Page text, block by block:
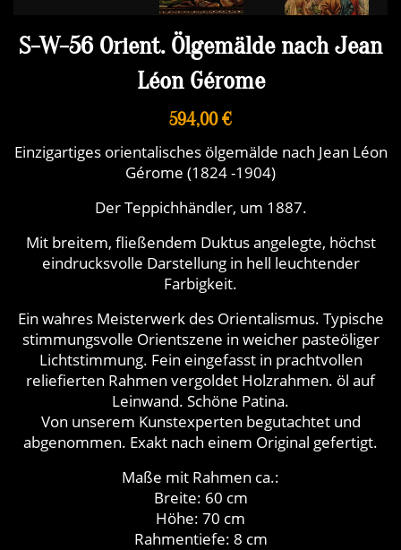
S-W-56 Orient. Ölgemälde nach Jean
Léon Gérome
594,00 €
Einzigartiges orientalisches ölgemälde nach Jean Léon
Gérome (1824 -1904)
Der Teppichhändler, um 1887.
Mit breitem, fließendem Duktus angelegte, höchst
eindrucksvolle Darstellung in hell leuchtender
Farbigkeit.
Ein wahres Meisterwerk des Orientalismus. Typische
stimmungsvolle Orientszene in weicher pasteöliger
Lichtstimmung. Fein eingefasst in prachtvollen
reliefierten Rahmen vergoldet Holzrahmen. öl auf
Leinwand. Schöne Patina.
Von unserem Kunstexperten begutachtet und
abgenommen. Exakt nach einem Original gefertigt.
Maße mit Rahmen ca.:
Breite: 60 cm
Höhe: 70 cm
Rahmentiefe: 8 cm